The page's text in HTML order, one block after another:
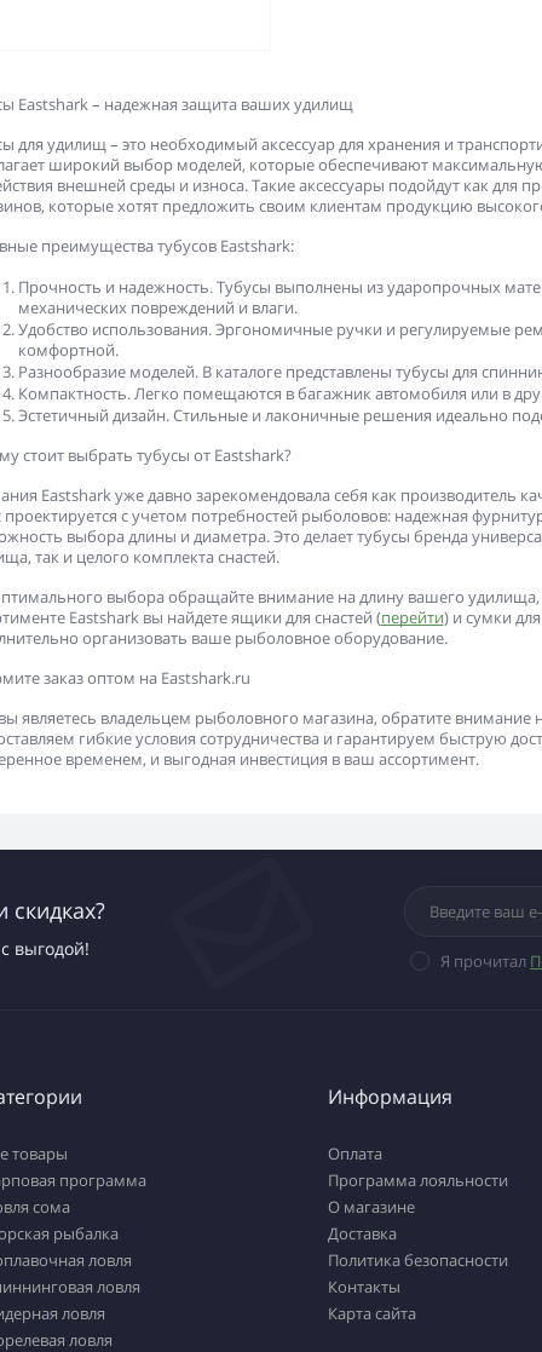
Eastshark – надежная защита ваших удилищ
для удилищ – это необходимый аксессуар для хранения и
широкий выбор моделей, которые обеспечивают
внешней среды и износа. Такие аксессуары подойдут как для
которые хотят предложить своим клиентам продукцию
преимущества тубусов Eastshark:
Прочность и надежность. Тубусы выполнены из ударопрочных
механических повреждений и влаги.
Удобство использования. Эргономичные ручки и регулируемые
комфортной.
Разнообразие моделей. В каталоге представлены тубусы для
Компактность. Легко помещаются в багажник автомобиля или в
Эстетичный дизайн. Стильные и лаконичные решения идеально
стоит выбрать тубусы от Eastshark?
Eastshark уже давно зарекомендовала себя как производитель
проектируется с учетом потребностей рыболовов: надежная
выбора длины и диаметра. Это делает тубусы бренда
так и целого комплекта снастей.
выбора обращайте внимание на длину вашего удилища,
Eastshark вы найдетеящики для снастей (перейти) и сумки
организовать ваше рыболовное оборудование.
заказ оптом на Eastshark.ru
являетесь владельцем рыболовного магазина, обратите
гибкие условия сотрудничества и гарантируем быструю
временем, и выгодная инвестиция в ваш ассортимент.
скидках?
выгодой!
Я прочитал
товары
программа
сома
рыбалка
ловля
ловля
ловля
ловля
Информация
Оплата
Программа лояльности
О магазине
Доставка
Политика безопасности
Контакты
Карта сайта